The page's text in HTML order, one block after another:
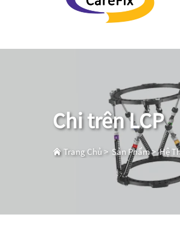
Chi trên LCP
Trang Chủ> Sản Phẩm>Hệ